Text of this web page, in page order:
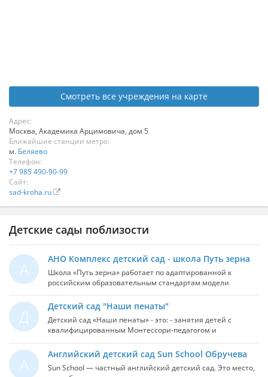
Смотреть все учреждения на карте
Адрес:
Москва, Академика Арцимовича, дом 5
Ближайшие станции метро:
м. Беляево
Телефон:
+7 985 490-90-99
Сайт:
sad-kroha.ru
Детские сады поблизости
А
АНО Комплекс детский сад - школа Путь зерна
Школа «Путь зерна» работает по адаптированной к
российским образовательным стандартам модели
вальдорфской педагогики с применением идей русских
педагогов К.Д.Ушинского, Л.Н.Толстого и авторских
разработок учителей школы. Основной целью
образования является пробуждение способностей через
преподаваемый материал в соответствии с возрастным
становлением ребенка. В обучении используется
интеграционный принцип преподавания основных
предметов методом «погружения» или «эпохами».
Д
Детский сад "Наши пенаты"
Детский сад «Наши пенаты» - это: - занятия детей с
квалифицированным Монтессори-педагогом и
группе; - авторская модульная познавательная программа;
- занятия с опытными педагогами по развитию речи,
обучению грамоте, письму, математике, чтению и
А
Английский детский сад Sun School Обручева
Sun School — частный английский детский сад. Это место,